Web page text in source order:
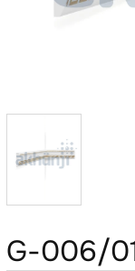
G-006/